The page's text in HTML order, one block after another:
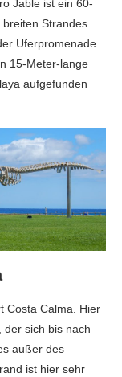
Jable ist ein 60-
Strandes
Uferpromenade
15-Meter-lange
aufgefunden
Costa Calma. Hier
der sich bis nach
außer des
ist hier sehr